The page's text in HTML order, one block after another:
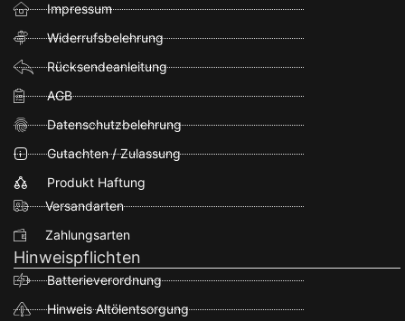
Impressum
Widerrufsbelehrung
Rücksendeanleitung
AGB
Datenschutzbelehrung
Gutachten / Zulassung
Produkt Haftung
Versandarten
Zahlungsarten
Hinweispflichten
Batterieverordnung
Hinweis Altölentsorgung